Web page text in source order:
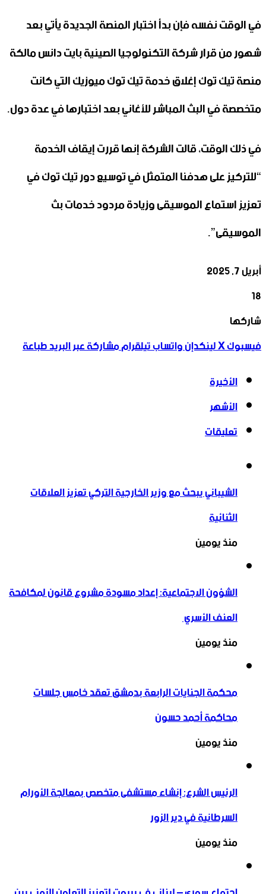
في الوقت نفسه فإن بدأ اختبار المنصة الجديدة يأتي بعد
شهور من قرار شركة التكنولوجيا الصينية بايت دانس مالكة
منصة تيك توك إغلاق خدمة تيك توك ميوزيك التي كانت
متخصصة في البث المباشر للأغاني بعد اختبارها في عدة دول.
في ذلك الوقت، قالت الشركة إنها قررت إيقاف الخدمة
“للتركيز على هدفنا المتمثل في توسيع دور تيك توك في
تعزيز استماع الموسيقى وزيادة مردود خدمات بث
الموسيقى”.
أبريل 7, 2025
18
فيسبوك
‫X
لينكدإن
واتساب
تيلقرام
شاركها
فيسبوك‫Xلينكدإنواتسابتيلقراممشاركة عبر البريدطباعة
الأخيرة
الأشهر
تعليقات
الشيباني يبحث مع وزير الخارجية التركي تعزيز العلاقات
الثنائية
منذ يومين
الشؤون الاجتماعية: إعداد مسودة مشروع قانون لمكافحة
العنف الأسري ‏
منذ يومين
محكمة الجنايات الرابعة بدمشق تعقد خامس جلسات
محاكمة أحمد حسون
منذ يومين
الرئيس الشرع: إنشاء ‌‏مستشفى متخصص بمعالجة الأورام
السرطانية في دير الزور
منذ يومين